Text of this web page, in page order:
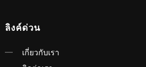
ลิงค์ด่วน
เกี่ยวกับเรา